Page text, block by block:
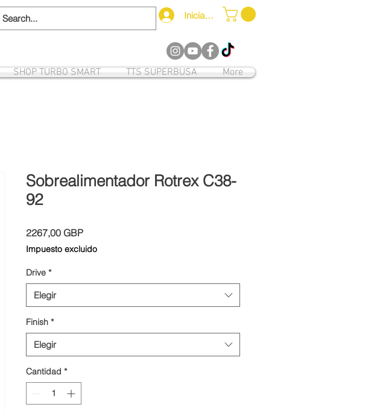
Iniciar sesión
SHOP TURBO SMART TTS SUPERBUSA More
Sobrealimentador Rotrex C38-
92
2267,00 GBPPrecio
Impuesto excluido
Drive *
Elegir
Finish *
Elegir
Cantidad *